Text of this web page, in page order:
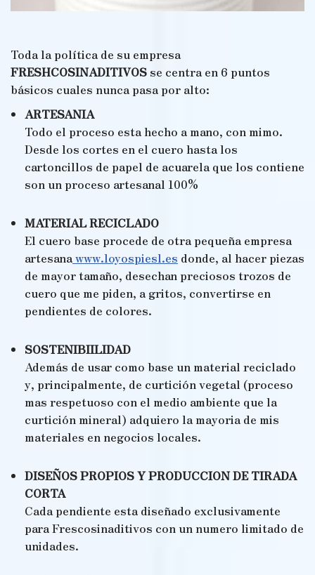
Toda la política de su empresa
FRESHCOSINADITIVOS se centra en 6 puntos
básicos cuales nunca pasa por alto:
ARTESANIA
Todo el proceso esta hecho a mano, con mimo.
Desde los cortes en el cuero hasta los
cartoncillos de papel de acuarela que los contiene
son un proceso artesanal 100%
MATERIAL RECICLADO
El cuero base procede de otra pequeña empresa
artesanawww.loyospiesl.es donde, al hacer piezas
de mayor tamaño, desechan preciosos trozos de
cuero que me piden, a gritos, convertirse en
pendientes de colores.
SOSTENIBIILIDAD
Además de usar como base un material reciclado
y, principalmente, de curtición vegetal (proceso
mas respetuoso con el medio ambiente que la
curtición mineral) adquiero la mayoria de mis
materiales en negocios locales.
DISEÑOS PROPIOS Y PRODUCCION DE TIRADA
CORTA
Cada pendiente esta diseñado exclusivamente
para Frescosinaditivos con un numero limitado de
unidades.